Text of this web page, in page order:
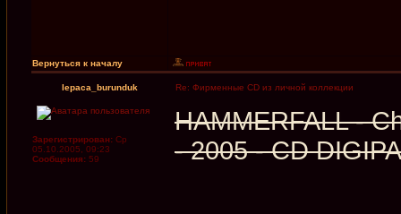
Вернуться к началу
lepaca_burunduk Re: Фирменные CD из личной коллекции
Зарегистрирован: Ср
05.10.2005, 09:23
Сообщения: 59
HAMMERFALL -
- 2005 - CD